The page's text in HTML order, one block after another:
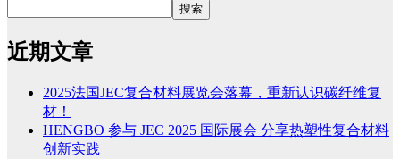
搜索
近期文章
2025法国JEC复合材料展览会落幕，重新认识碳纤维复
材！
HENGBO 参与 JEC 2025 国际展会 分享热塑性复合材料
创新实践